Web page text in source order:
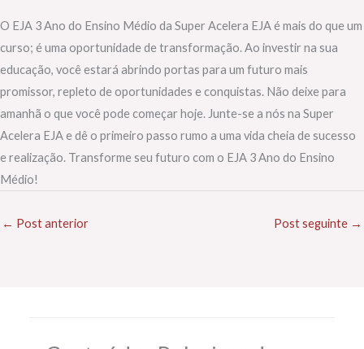
O EJA 3 Ano do Ensino Médio da Super Acelera EJA é mais do que um
curso; é uma oportunidade de transformação. Ao investir na sua
educação, você estará abrindo portas para um futuro mais
promissor, repleto de oportunidades e conquistas. Não deixe para
amanhã o que você pode começar hoje. Junte-se a nós na Super
Acelera EJA e dê o primeiro passo rumo a uma vida cheia de sucesso
e realização. Transforme seu futuro com o EJA 3 Ano do Ensino
Médio!
← Post anterior Post seguinte →